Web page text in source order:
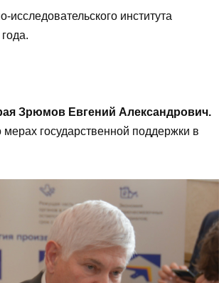
исследовательского института
Зрюмов Евгений Александрович.
государственной поддержки в